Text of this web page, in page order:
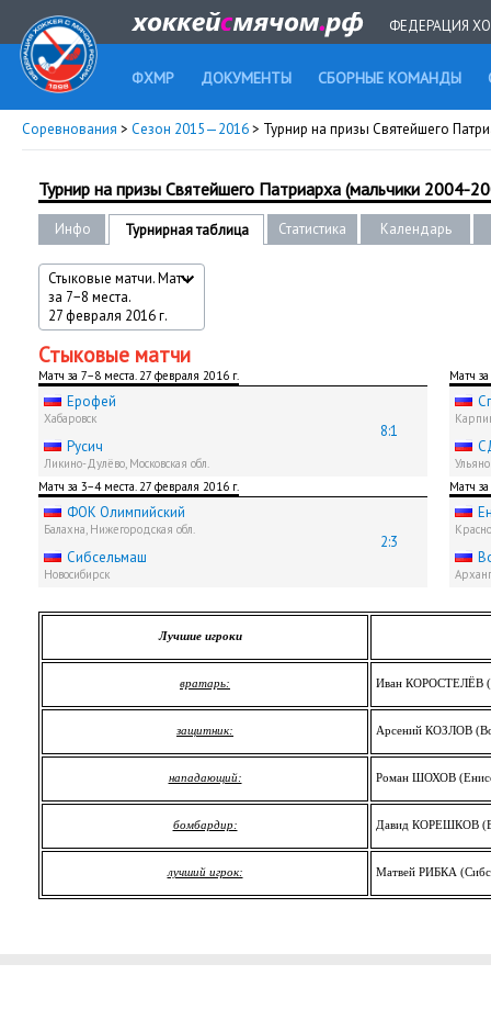
ФЕДЕРАЦИЯ
ФХМР ДОКУМЕНТЫ СБОРНЫЕ КОМАНДЫ
Соревнования > Сезон 2015—2016> Турнир на призы Святейшего
Турнир на призы Святейшего Патриарха (мальчики 2004-
Инфо Турнирная таблица Статистика Календарь
Стыковые матчи. Матч
за 7−8 места.
27 февраля 2016 г.
Стыковые матчи
Матч за 7−8 места. 27 февраля 2016 г.
Ерофей
Хабаровск
8:1
Русич
Ликино-Дулёво, Московская обл.
Матч
Матч за 3−4 места. 27 февраля 2016 г.
ФОК Олимпийский
Балахна, Нижегородская обл.
2:3
Сибсельмаш
Новосибирск
Матч
Лучшие игроки
вратарь: Иван КОРОСТЕЛЁВ
защитник: Арсений КОЗЛОВ
нападающий: Роман ШОХОВ
бомбардир: Давид КОРЕШКОВ
лучший игрок: Матвей РИБКА